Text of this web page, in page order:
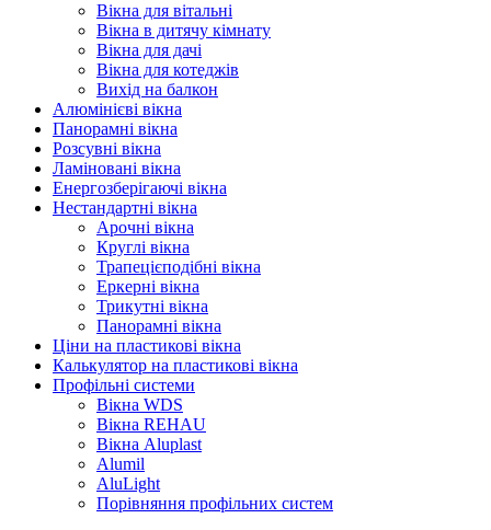
Вікна для вітальні
Вікна в дитячу кімнату
Вікна для дачі
Вікна для котеджів
Вихід на балкон
Алюмінієві вікна
Панорамні вікна
Розсувні вікна
Ламіновані вікна
Енергозберігаючі вікна
Нестандартні вікна
Арочні вікна
Круглі вікна
Трапецієподібні вікна
Еркерні вікна
Трикутні вікна
Панорамні вікна
Ціни на пластикові вікна
Калькулятор на пластикові вікна
Профільні системи
Вікна WDS
Вікна REHAU
Вікна Aluplast
Alumil
AluLight
Порівняння профільних систем